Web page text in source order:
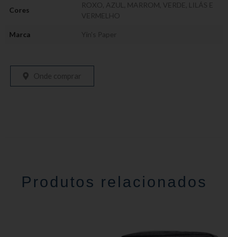
Cores
ROXO, AZUL, MARROM, VERDE, LILÁS E
VERMELHO
Marca Yin's Paper
Onde comprar
Produtos relacionados